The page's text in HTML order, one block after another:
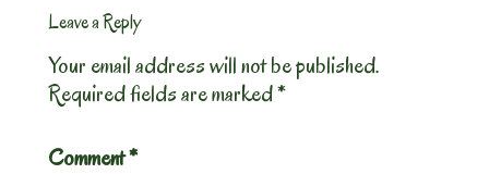
Leave a Reply
Your email address will not be published.
Required fields are marked*
Comment*